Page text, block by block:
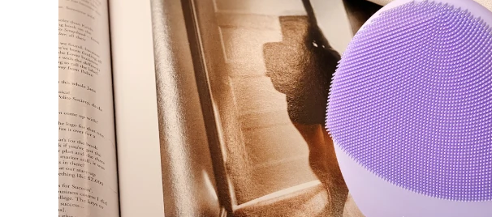
LUNA™ 4 Men
For men, anti-aging massage
LUNA™ 4 mini
For young skin, T-zone
LUNA™ 4 go
For travel or gym bag
BEAR™ 2 eyes & lips
Microcurrent line smoothing device
面部提拉护理
Premium anti-aging skincare
BEAR™ 设备
All premium facelift devices
UFO™ 3 LED
Near-infrared and red light therapy device
UFO™ 3 mini
Red light therapy device for young skin
UFO™ 3 go
Portable red light therapy
issa™ 4 plus
Smart hybrid silicone sonic toothbrush
issa™ 4 smile
Hybrid silicone sonic toothbrush
issa™ 4 baby
For ages 0-3
抗老
FAQ™ 101
Clinical anti-aging
FAQ™ 102
Advanced clinical anti-aging
LED治疗
NEW
FAQ™ 201
LED mask
FAQ™ 202
LED mask
生发
FAQ™ 301
LED hair strengthening scalp massager
肌肤年轻化
NEW
FAQ™ 501
Full-Spectrum Red Light Therapy
NEW